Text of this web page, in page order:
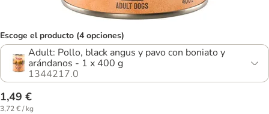
Escoge el producto (4 opciones)
Adult: Pollo, black angus y pavo con boniato y
arándanos - 1 x 400 g
1344217.0
1,49 €
3,72 € / kg